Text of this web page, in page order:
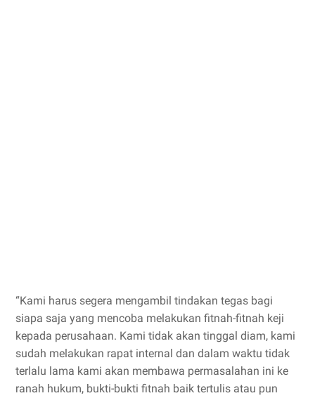
“Kami harus segera mengambil tindakan tegas bagi
siapa saja yang mencoba melakukan fitnah-fitnah keji
kepada perusahaan. Kami tidak akan tinggal diam, kami
sudah melakukan rapat internal dan dalam waktu tidak
terlalu lama kami akan membawa permasalahan ini ke
ranah hukum, bukti-bukti fitnah baik tertulis atau pun